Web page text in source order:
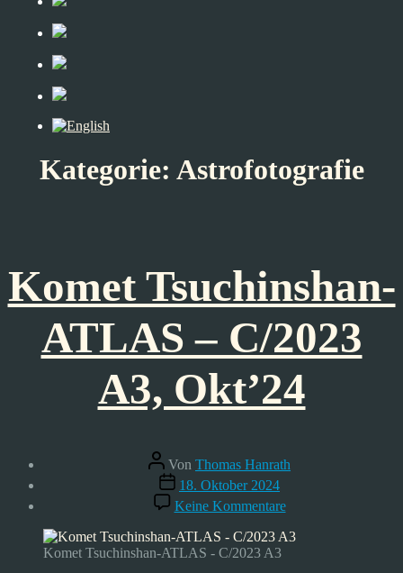
Kategorie: Astrofotografie
Komet Tsuchinshan-
ATLAS – C/2023
A3, Okt’24
Beitragsautor
Von Thomas Hanrath
Veröffentlichungsdatum
18. Oktober 2024
Keine Kommentarezu
Komet
Tsuchinshan-
Komet Tsuchinshan-ATLAS - C/2023 A3